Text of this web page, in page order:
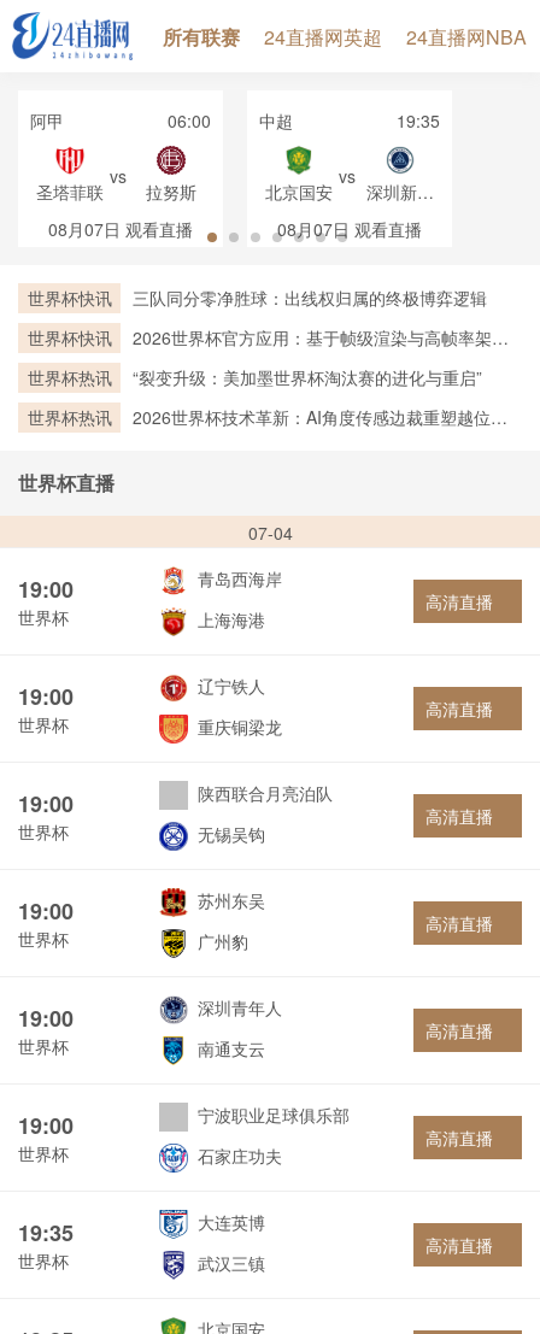
所有联赛 24直播网英超 24直播网NBA
阿甲 06:00
圣塔菲联
vs
拉努斯
08月07日 观看直播
中超 19:35
北京国安
vs
深圳新鹏
城
08月07日 观看直播
世界杯快讯
三队同分零净胜球：出线权归属的终极博弈逻辑
世界杯快讯
2026世界杯官方应用：基于帧级渲染与高帧率架构
世界杯热讯
“裂变升级：美加墨世界杯淘汰赛的进化与重启”
世界杯热讯
2026世界杯技术革新：AI角度传感边裁重塑越位判
世界杯直播
07-04
19:00
世界杯
青岛西海岸
上海海港
高清直播
19:00
世界杯
辽宁铁人
重庆铜梁龙
高清直播
19:00
世界杯
陕西联合月亮泊队
无锡吴钩
高清直播
19:00
世界杯
苏州东吴
广州豹
高清直播
19:00
世界杯
深圳青年人
南通支云
高清直播
19:00
世界杯
宁波职业足球俱乐部
石家庄功夫
高清直播
19:35
世界杯
大连英博
武汉三镇
高清直播
北京国安